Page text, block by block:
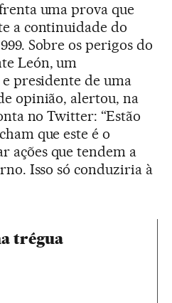
uma prova que
a continuidade do
Sobre os perigos do
León, um
presidente de uma
opinião, alertou, na
no Twitter: “Estão
que este é o
ações que tendem­­­ a
Isso só conduziria à
trégua